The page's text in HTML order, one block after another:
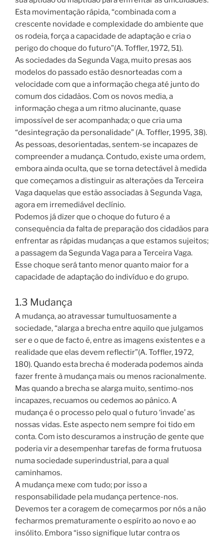
Esta movimentação rápida, “combinada com a
crescente novidade e complexidade do ambiente que
os rodeia, força a capacidade de adaptação e cria o
perigo do choque do futuro”(A. Toffler, 1972, 51).
As sociedades da Segunda Vaga, muito presas aos
modelos do passado estão desnorteadas com a
velocidade com que a informação chega até junto do
comum dos cidadãos. Com os novos media, a
informação chega a um ritmo alucinante, quase
impossível de ser acompanhada; o que cria uma
“desintegração da personalidade” (A. Toffler, 1995, 38).
As pessoas, desorientadas, sentem-se incapazes de
compreender a mudança. Contudo, existe uma ordem,
embora ainda oculta, que se torna detectável à medida
que começamos a distinguir as alterações da Terceira
Vaga daquelas que estão associadas à Segunda Vaga,
agora em irremediável declínio.
Podemos já dizer que o choque do futuro é a
consequência da falta de preparação dos cidadãos para
enfrentar as rápidas mudanças a que estamos sujeitos;
a passagem da Segunda Vaga para a Terceira Vaga.
Esse choque será tanto menor quanto maior for a
capacidade de adaptação do indivíduo e do grupo.
1.3 Mudança
A mudança, ao atravessar tumultuosamente a
sociedade, “alarga a brecha entre aquilo que julgamos
ser e o que de facto é, entre as imagens existentes e a
realidade que elas devem reflectir”(A. Toffler, 1972,
180). Quando esta brecha é moderada podemos ainda
fazer frente à mudança mais ou menos racionalmente.
Mas quando a brecha se alarga muito, sentimo-nos
incapazes, recuamos ou cedemos ao pânico. A
mudança é o processo pelo qual o futuro ‘invade’ as
nossas vidas. Este aspecto nem sempre foi tido em
conta. Com isto descuramos a instrução de gente que
poderia vir a desempenhar tarefas de forma frutuosa
numa sociedade superindustrial, para a qual
caminhamos.
A mudança mexe com tudo; por isso a
responsabilidade pela mudança pertence-nos.
Devemos ter a coragem de começarmos por nós a não
fecharmos prematuramente o espírito ao novo e ao
insólito. Embora “isso signifique lutar contra os